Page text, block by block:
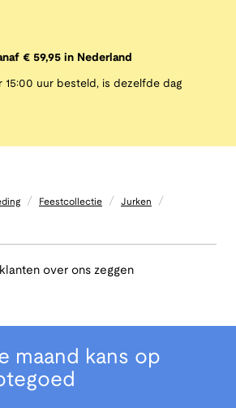
€ 59,95 in Nederland
15:00 uur besteld, is dezelfde dag
/ Feestcollectie / Jurken /
over ons zeggen
maand kans op